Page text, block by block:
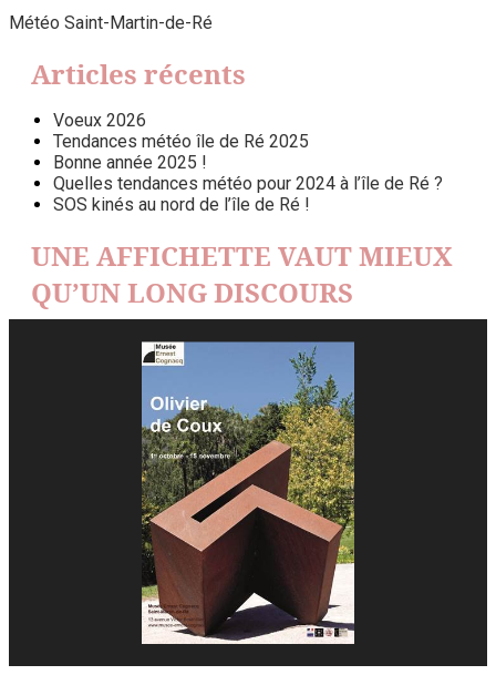
Météo Saint-Martin-de-Ré
Articles récents
Voeux 2026
Tendances météo île de Ré 2025
Bonne année 2025 !
Quelles tendances météo pour 2024 à l’île de Ré ?
SOS kinés au nord de l’île de Ré !
UNE AFFICHETTE VAUT MIEUX
QU’UN LONG DISCOURS